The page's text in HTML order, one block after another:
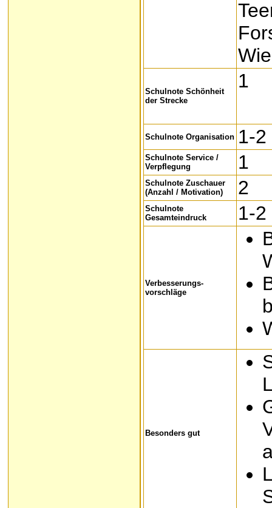
Schulnote Schönheit
der Strecke
1
Schulnote Organisation 1-2
Schulnote Service /
Verpflegung
1
Schulnote Zuschauer
(Anzahl / Motivation)
2
Schulnote
Gesamteindruck
1-2
Verbesserungs-
vorschläge
Besonders gut